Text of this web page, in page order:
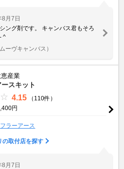
8月7日
ング剤です。 キャンバス君もそろ
^
ーヴキャンバス）
産業
スキット
4.15
（110件）
円
ラーアース
の取付店を探す
8月7日